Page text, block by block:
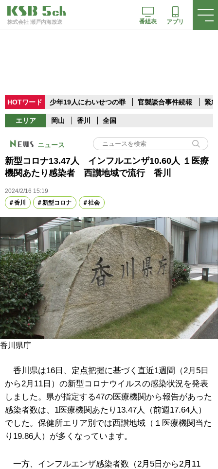
株式会社 瀬戸内海放送 番組表 アプリ
HOTワード 少年19人にわいせつの罪 官製談合事件続報 緊
エリア 岡山 香川 全国
ニュース
新型コロナ13.47人 インフルエンザ10.60人 １医療
機関あたり感染者 西讃地域で流行 香川
2024/2/16 15:19
香川
新型コロナ 社会
香川県庁
香川県は16日、定点把握に基づく直近1週間（2月5日
から2月11日）の新型コロナウイルスの感染状況を発表
しました。県が指定する47の医療機関から報告があった
感染者数は、1医療機関あたり13.47人（前週17.64人）
でした。保健所エリア別では西讃地域（１医療機関当た
り19.86人）が多くなっています。
一方、インフルエンザ感染者数（2月5日から2月11